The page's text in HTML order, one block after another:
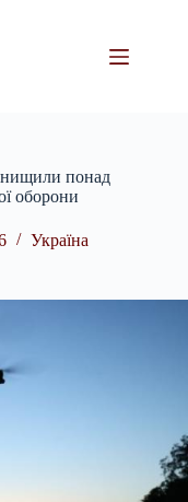
понад
оборони
Україна